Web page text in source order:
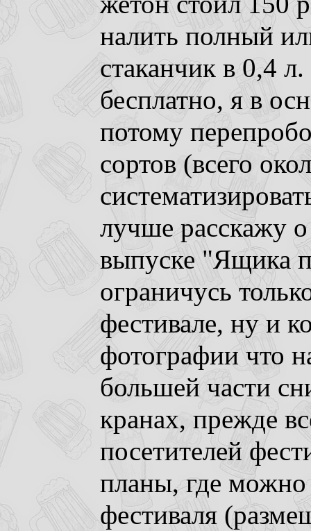
налить полный
стаканчик в 0,4
бесплатно, я в
потому
сортов (всего
лучше расскажу
выпуске "Ящика
ограничусь
фестивале, ну и
фотографии что
большей части
кранах, прежде
посетителей
планы, где
фестиваля